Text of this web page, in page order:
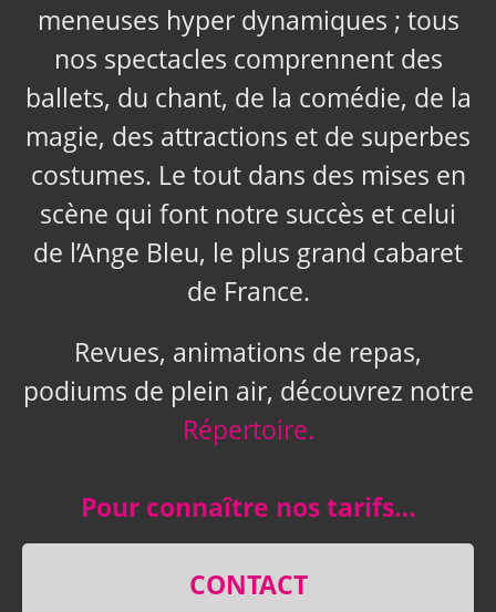
meneuses hyper dynamiques ; tous
nos spectacles comprennent des
ballets, du chant, de la comédie, de la
magie, des attractions et de superbes
costumes. Le tout dans des mises en
scène qui font notre succès et celui
de l’Ange Bleu, le plus grand cabaret
de France.
Revues, animations de repas,
podiums de plein air, découvrez notre
Répertoire.
Pour connaître nos tarifs…
CONTACT